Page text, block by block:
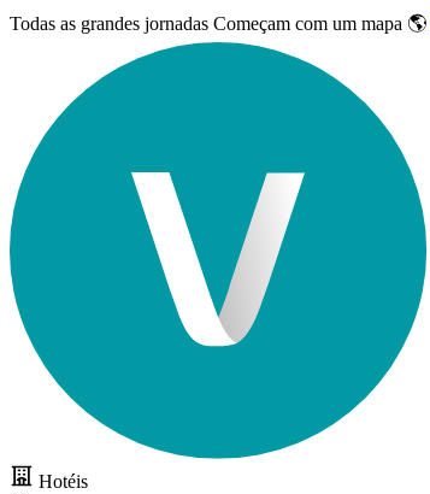
Todas as grandes jornadas Começam com um mapa 🌎
Hotéis